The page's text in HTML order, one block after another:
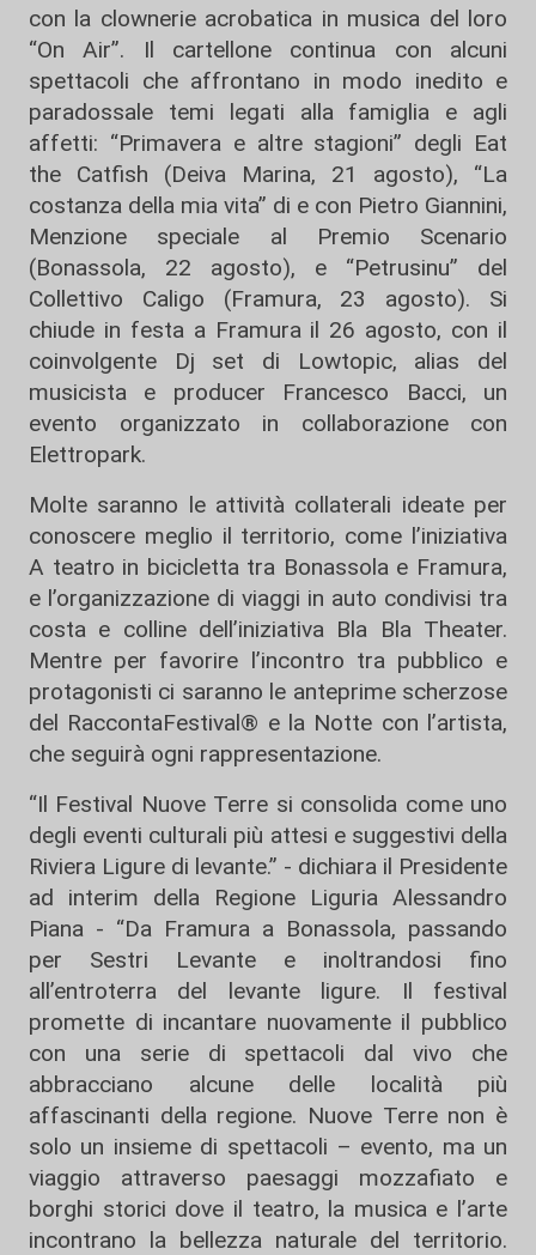
con la clownerie acrobatica in musica del loro
“On Air”. Il cartellone continua con alcuni
spettacoli che affrontano in modo inedito e
paradossale temi legati alla famiglia e agli
affetti: “Primavera e altre stagioni” degli Eat
the Catfish (Deiva Marina, 21 agosto), “La
costanza della mia vita” di e con Pietro Giannini,
Menzione speciale al Premio Scenario
(Bonassola, 22 agosto), e “Petrusinu” del
Collettivo Caligo (Framura, 23 agosto). Si
chiude in festa a Framura il 26 agosto, con il
coinvolgente Dj set di Lowtopic, alias del
musicista e producer Francesco Bacci, un
evento organizzato in collaborazione con
Elettropark.
Molte saranno le attività collaterali ideate per
conoscere meglio il territorio, come l’iniziativa
A teatro in bicicletta tra Bonassola e Framura,
e l’organizzazione di viaggi in auto condivisi tra
costa e colline dell’iniziativa Bla Bla Theater.
Mentre per favorire l’incontro tra pubblico e
protagonisti ci saranno le anteprime scherzose
del RaccontaFestival® e la Notte con l’artista,
che seguirà ogni rappresentazione.
“Il Festival Nuove Terre si consolida come uno
degli eventi culturali più attesi e suggestivi della
Riviera Ligure di levante.” - dichiara il Presidente
ad interim della Regione Liguria Alessandro
Piana - “Da Framura a Bonassola, passando
per Sestri Levante e inoltrandosi fino
all’entroterra del levante ligure. Il festival
promette di incantare nuovamente il pubblico
con una serie di spettacoli dal vivo che
abbracciano alcune delle località più
affascinanti della regione. Nuove Terre non è
solo un insieme di spettacoli – evento, ma un
viaggio attraverso paesaggi mozzafiato e
borghi storici dove il teatro, la musica e l’arte
incontrano la bellezza naturale del territorio.